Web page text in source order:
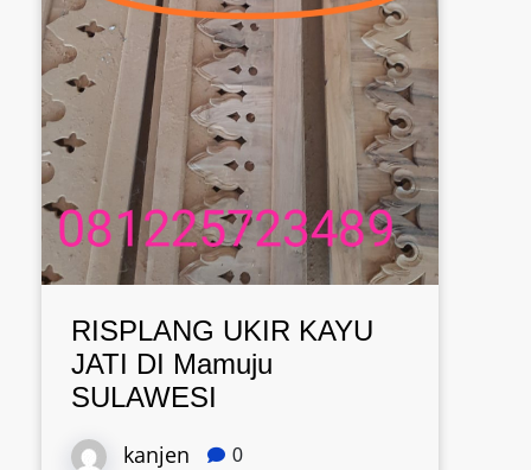
RISPLANG UKIR KAYU
JATI DI Mamuju
SULAWESI
kanjen 0